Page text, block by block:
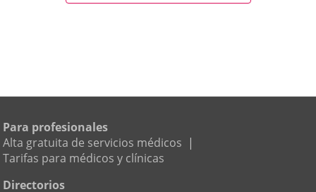
Para profesionales
Alta gratuita de servicios médicos |
Tarifas para médicos y clínicas
Directorios